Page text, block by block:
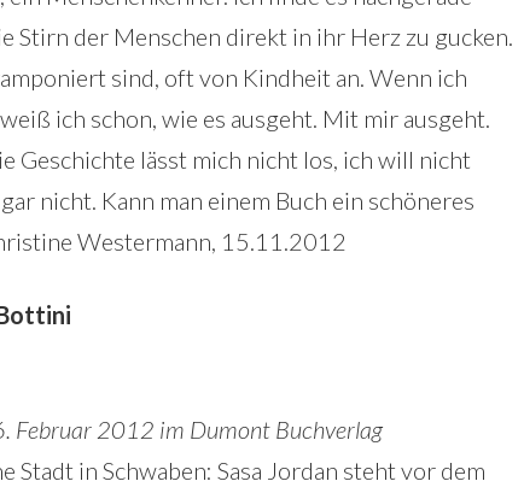
Stirn der Menschen direkt in ihr Herz zu gucken.
sind, oft von Kindheit an. Wenn ich
ich schon, wie es ausgeht. Mit mir ausgeht.
Geschichte lässt mich nicht los, ich will nicht
nicht. Kann man einem Buch ein schöneres
Westermann, 15.11.2012
Februar 2012 im Dumont Buchverlag
Stadt in Schwaben: Sasa Jordan steht vor dem